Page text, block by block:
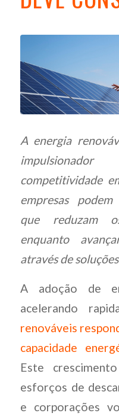
A energia
competitividade
empresas
que reduzam
enquanto
através de
A adoção de
acelerando
renováveis
capacidade
Este
esforços de
e corporações